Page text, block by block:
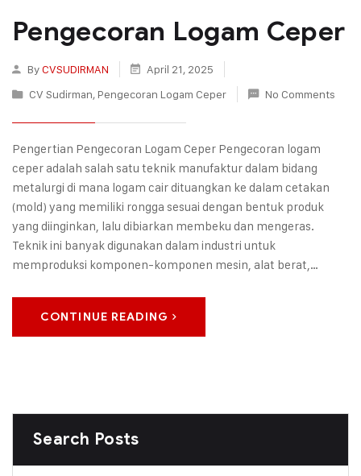
Pengecoran Logam Ceper
ByCVSUDIRMAN
April 21, 2025
CV Sudirman, Pengecoran Logam Ceper No Comments
Pengertian Pengecoran Logam Ceper Pengecoran logam
ceper adalah salah satu teknik manufaktur dalam bidang
metalurgi di mana logam cair dituangkan ke dalam cetakan
(mold) yang memiliki rongga sesuai dengan bentuk produk
yang diinginkan, lalu dibiarkan membeku dan mengeras.
Teknik ini banyak digunakan dalam industri untuk
memproduksi komponen-komponen mesin, alat berat,…
CONTINUE READING
Search Posts